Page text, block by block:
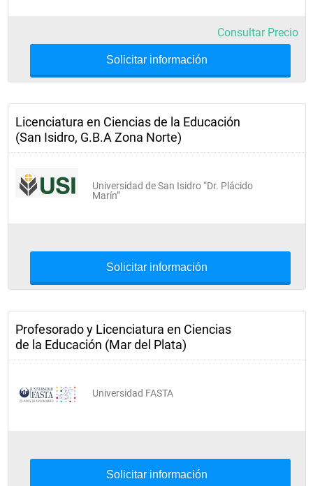
Consultar Precio
Solicitar información
Licenciatura en Ciencias de la Educación
(San Isidro, G.B.A Zona Norte)
Universidad de San Isidro “Dr. Plácido
Marín”
Solicitar información
Profesorado y Licenciatura en Ciencias
de la Educación (Mar del Plata)
Universidad FASTA
Solicitar información